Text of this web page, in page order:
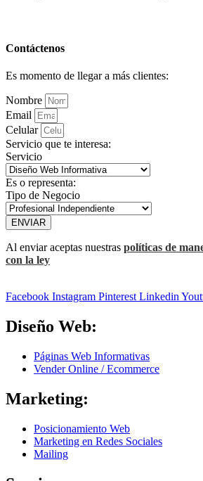
Contáctenos
Es momento de llegar a más clientes:
Nombre
Email
Celular
Servicio que te interesa:
Servicio
Es o representa:
Tipo de Negocio
ENVIAR
Al enviar aceptas nuestras políticas de
con la ley
Facebook Instagram Pinterest Linkedin
Diseño Web:
Páginas Web Informativas
Vender Online / Ecommerce
Marketing:
Posicionamiento Web
Marketing en Redes Sociales
Mailing